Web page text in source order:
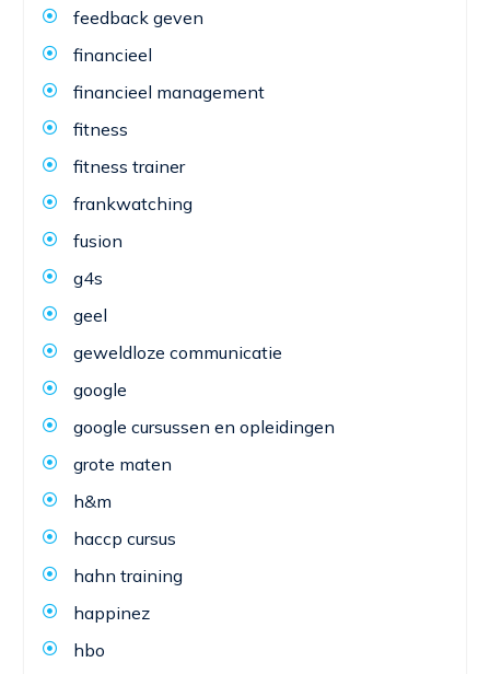
feedback geven
financieel
financieel management
fitness
fitness trainer
frankwatching
fusion
g4s
geel
geweldloze communicatie
google
google cursussen en opleidingen
grote maten
h&m
haccp cursus
hahn training
happinez
hbo